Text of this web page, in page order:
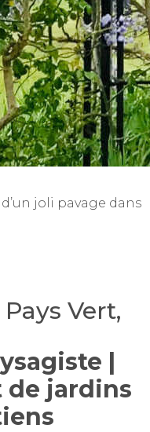
joli pavage dans
Vert,
|
de jardins